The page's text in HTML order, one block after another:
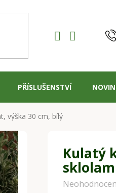
PŘÍSLUŠENSTVÍ
výška 30 cm, bílý
Kulatý
Průměrné